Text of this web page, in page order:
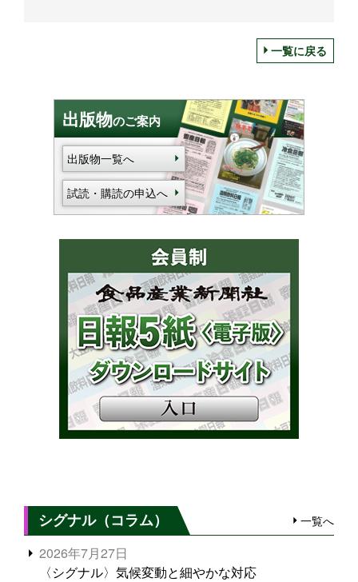
一覧に戻る
出版物のご案内
出版物一覧へ
試読・購読の申込へ
シグナル（コラム） 一覧へ
2026年7月27日
〈シグナル〉気候変動と細やかな対応